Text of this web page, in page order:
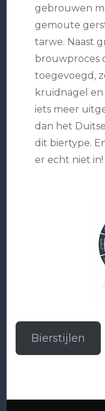
gebrouwen
gemoute
tarwe. Naast
brouwproces
toegevoegd,
kruidnagel
iets meer
dan het
dit biertype.
er echt niet in!
Bierstijlen